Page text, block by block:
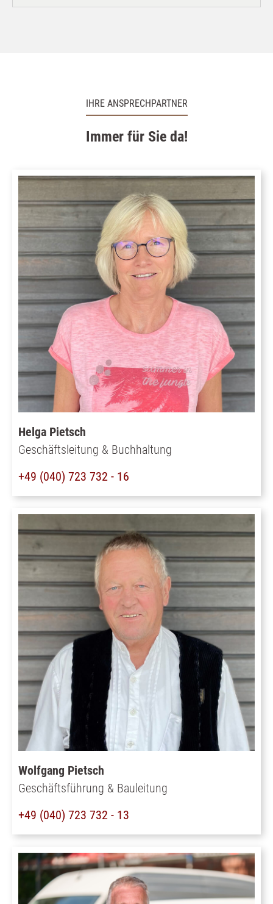
IHRE ANSPRECHPARTNER
Immer für Sie da!
Helga Pietsch
Geschäftsleitung & Buchhaltung
+49 (040) 723 732 - 16
Wolfgang Pietsch
Geschäftsführung & Bauleitung
+49 (040) 723 732 - 13